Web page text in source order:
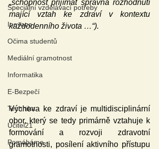
Speciální vzdělávací potřeby
Inovace
Očima studentů
Mediální gramotnost
Informatika
E-Bezpečí
Technika
Učitel21
Pomáháme
„schopnost přijímat správná rozhodnutí
mající vztah ke zdraví v kontextu
každodenního života …“).
Výchova ke zdraví je multidisciplinární
obor, který se tedy primárně vztahuje k
formování a rozvoji zdravotní
gramotnosti, posílení aktivního přístupu